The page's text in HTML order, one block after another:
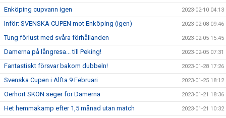
Enköping cupvann igen 2023-02-10 04:13
Inför: SVENSKA CUPEN mot Enköping (igen) 2023-02-08 09:46
Tung förlust med svåra förhållanden 2023-02-05 15:45
Damerna på långresa... till Peking! 2023-02-05 07:31
Fantastiskt försvar bakom dubbeln! 2023-01-28 17:26
Svenska Cupen i Alfta 9 Februari 2023-01-25 18:12
Oerhört SKÖN seger för Damerna 2023-01-21 18:36
Het hemmakamp efter 1,5 månad utan match 2023-01-21 10:32